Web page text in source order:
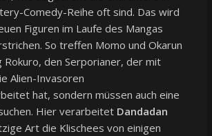
Comedy-Reihe oft sind. Das wird
Figuren im Laufe des Mangas
So treffen Momo und Okarun
Rokuro, den Serporianer, der mit
Alien-Invasoren
hat, sondern müssen auch eine
Hier verarbeitet Dandadan
Art die Klischees von einigen